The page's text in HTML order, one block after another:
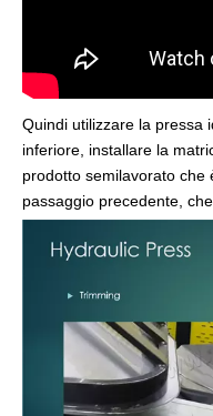
Quindi utilizzare la pressa
inferiore, installare la
prodotto semilavorato che
passaggio precedente,